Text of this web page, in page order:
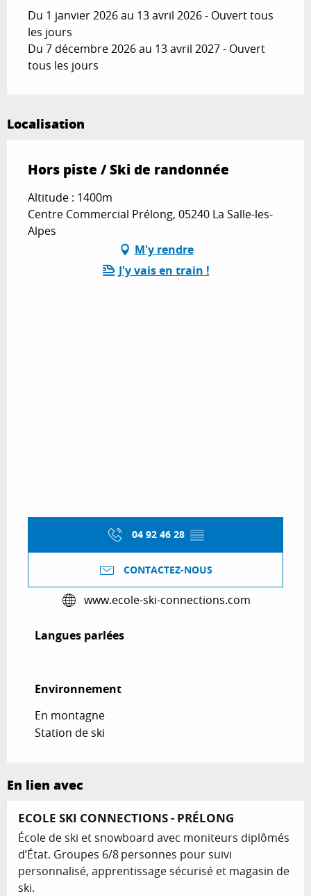
Du 1 janvier 2026 au 13 avril 2026 - Ouvert tous
les jours
Du 7 décembre 2026 au 13 avril 2027 - Ouvert
tous les jours
Localisation
Hors piste / Ski de randonnée
Altitude : 1400m
Centre Commercial Prélong, 05240 La Salle-les-
Alpes
M'y rendre
J'y vais en train !
04 92 46 28 ▒▒
CONTACTEZ-NOUS
www.ecole-ski-connections.com
Langues parlées
Langues parlées
Environnement
Environnement
En montagne
Station de ski
En lien avec
ECOLE SKI CONNECTIONS - PRÉLONG
École de ski et snowboard avec moniteurs diplômés
d’État. Groupes 6/8 personnes pour suivi
personnalisé, apprentissage sécurisé et magasin de
ski.